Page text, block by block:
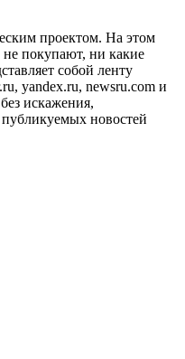
проектом. На этом
не покупают, ни какие
собой ленту
yandex.ru, newsru.com и
искажения,
публикуемых новостей